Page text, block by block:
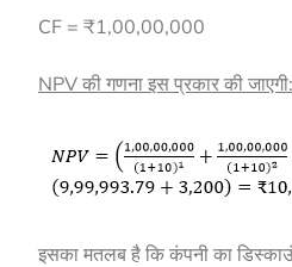
CF = ₹1,00,00,000
NPV की गणना इस प्रकार की जाएगी:
इसका मतलब है कि कंपनी का